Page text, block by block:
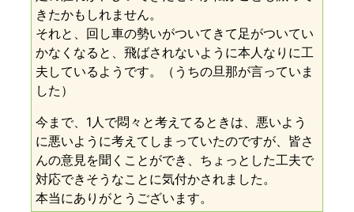
きたかもしれません。
それと、回し車の勢いがついてきて足がついてい
かなくなると、飛ばされないように本人なりに工
夫しているようです。（うちの旦那が言っていま
した）
今まで、1人で悶々と考えてるときは、悪いよう
に悪いように考えてしまっていたのですが、皆さ
んの意見を聞くことができ、ちょっとした工夫で
対応できそうなことに気付かされました。
本当にありがとうございます。